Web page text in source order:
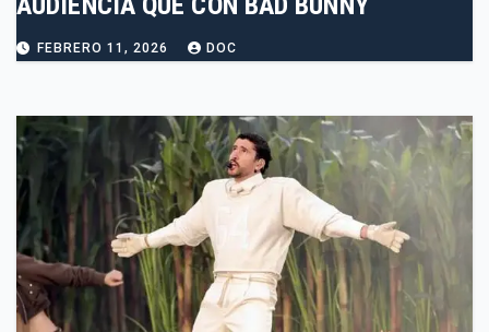
FEBRERO 11, 2026 DOC